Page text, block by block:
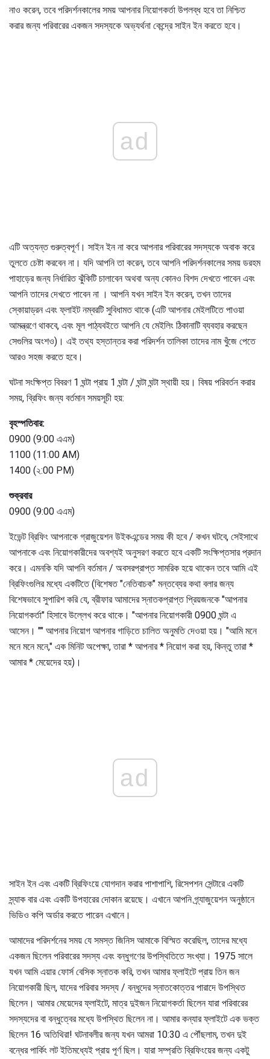
নাও করেন, তবে পরিদর্শনকালের সময় আপনার নিয়োগকর্তা উপলব্ধ হবে তা নিশ্চিত
করার জন্য পরিবারের একজন সদস্যকে অভ্যর্থনা কেন্দ্রে সাইন ইন করতে হবে।
ad
এটি অত্যন্ত গুরুত্বপূর্ণ। সাইন ইন না করে আপনার পরিবারের সদস্যকে অবাক করে
তুলতে চেষ্টা করবেন না। যদি আপনি তা করেন, তবে আপনি পরিদর্শনকালের সময় ডরহম
পাহাড়ের জন্য নির্ধারিত ঝুঁকিটি চালাবেন অথবা অন্য কোনও বিশদ দেখতে পাবেন এবং
আপনি তাদের দেখতে পাবেন না । আপনি যখন সাইন ইন করেন, তখন তাদের
স্কোয়াড্রন এবং ফ্লাইট নম্বরটি সুবিধামত থাকে (এটি আপনার মেইলটিতে পাওয়া
আমন্ত্রণে থাকবে, এবং মূল পাঠ্যবইতে আপনি যে মেইলিং ঠিকানাটি ব্যবহার করছেন
সেগুলির অংশও)। এই তথ্য হস্তান্তর করা পরিদর্শন তালিকা তাদের নাম খুঁজে পেতে
আরও সহজ করতে হবে।
ঘটনা সংক্ষিপ্ত বিবরণ 1 ঘন্টা প্রায় 1 ঘন্টা / ঘন্টা ঘন্টা স্থায়ী হয়। বিষয় পরিবর্তন করার
সময়, ব্রিফিং জন্য বর্তমান সময়সূচী হয়:
বৃহস্পতিবার:
0900 (9:00 এএম)
1100 (11:00 AM)
1400 (২:00 PM)
শুক্রবার
0900 (9:00 এএম)
ইভেন্ট ব্রিফিং আপনাকে গ্রাজুয়েশন উইকএন্ডের সময় কী হবে / কখন ঘটবে, সেইসাথে
আপনাকে এবং নিয়োগকারীদের অবশ্যই অনুসরণ করতে হবে একটি সংক্ষিপ্তসার প্রদান
করে। এমনকি যদি আপনি বর্তমান / অবসরপ্রাপ্ত সামরিক হয়ে থাকেন তবে আমি এই
ব্রিফিংগুলির মধ্যে একটিতে (বিশেষত "নেতিবাচক" মন্তব্যের কথা বলার জন্য
বিশেষভাবে সুপারিশ করি যে, ব্রীফার আমাদের স্নাতকপ্রাপ্ত প্রিয়জনকে "আপনার
নিয়োগকর্তা" হিসাবে উল্লেখ করে থাকে। "আপনার নিয়োগকারী 0900 ঘন্টা এ
আসেন। "" আপনার নিয়োগ আপনার গাড়িতে চালিত অনুমতি দেওয়া হয়। "আমি মনে
মনে মনে মনে," এক মিনিট অপেক্ষা, তারা * আপনার * নিয়োগ করা হয়, কিন্তু তারা *
আমার * মেয়েদের হয়)।
ad
সাইন ইন এবং একটি ব্রিফিংয়ে যোগদান করার পাশাপাশি, রিসেপশন সেন্টারে একটি
স্ন্যাক বার এবং একটি উপহারের দোকান রয়েছে। এখানে আপনি গ্র্যাজুয়েশন অনুষ্ঠানে
ভিডিও কপি অর্ডার করতে পারেন এখানে।
আমাদের পরিদর্শনের সময় যে সমস্ত জিনিস আমাকে বিস্মিত করেছিল, তাদের মধ্যে
একজন ছিলেন পরিবারের সদস্য এবং বন্ধুগণের উপস্থিতিতে সংখ্যা। 1975 সালে
যখন আমি এয়ার ফোর্স বেসিক স্নাতক করি, তখন আমার ফ্লাইটে প্রায় তিন জন
নিয়োগকারী ছিল, যাদের পরিবার সদস্য / বন্ধুদের স্নাতকোত্তর পারাদে উপস্থিত
ছিলেন। আমার মেয়েদের ফ্লাইটে, মাত্র দুইজন নিয়োগকর্তা ছিলেন যারা পরিবারের
সদস্যদের বা বন্ধুত্বের মধ্যে উপস্থিত ছিলেন না। আমার কন্যার ফ্লাইটে এক ভক্ত
ছিলেন 16 অতিথিরা! ঘটনাবলীর জন্য যখন আমরা 10:30 এ পৌঁছলাম, তখন দুই
বন্ধের পার্কিং লট ইতিমধ্যেই প্রায় পূর্ণ ছিল। যারা সম্প্রতি ব্রিফিংয়ের জন্য একটু